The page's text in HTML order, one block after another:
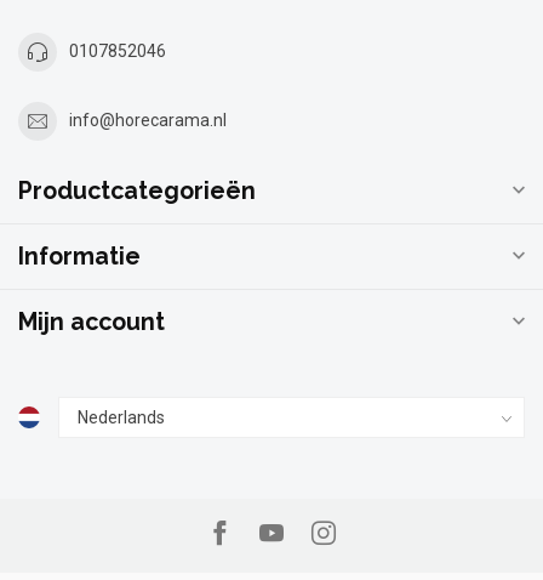
0107852046
info@horecarama.nl
Productcategorieën
Informatie
Mijn account